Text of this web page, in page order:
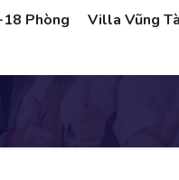
Phòng Villa Vũng